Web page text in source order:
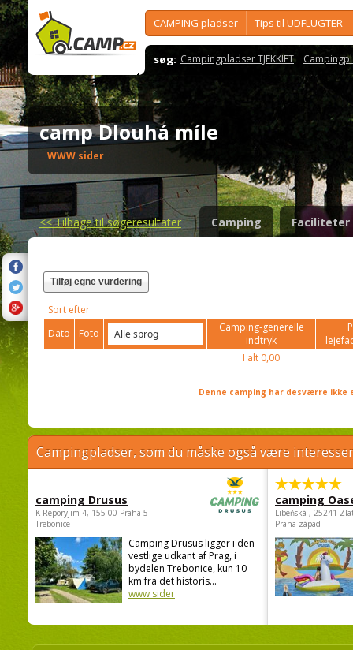
CAMPING pladser Tips til UDFLUGTER
søg: Campingpladser TJEKKIET
camp Dlouhá míle
WWW sider
<<Tilbage til søgeresultater Camping Faciliteter
Tilføj egne vurdering
Sort efter
Dato
Foto
Camping-generelle
indtryk
I alt 0,00
Denne camping har desværre
Campingpladser, som du måske også være
camping Drusus
K Reporyjim 4, 155 00 Praha 5 -
Trebonice
Camping Drusus ligger i den
vestlige udkant af Prag, i
bydelen Trebonice, kun 10
km fra det historis...
www sider
camping
Libeňská , 25241
Praha-západ